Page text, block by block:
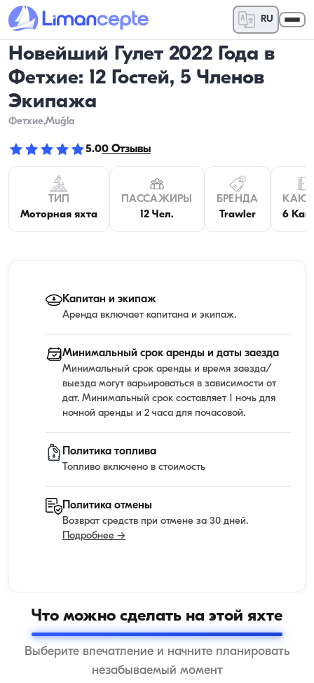
RU
Новейший Гулет 2022 Года в
Фетхие: 12 Гостей, 5 Членов
Экипажа
Фетхие,Muğla
5.00 Отзывы
ТИП
Моторная яхта
ПАССАЖИРЫ
12 Чел.
БРЕНДА
Trawler
6
Капитан и экипаж
Аренда включает капитана и экипаж.
Минимальный срок аренды и даты заезда
Минимальный срок аренды и время заезда/
выезда могут варьироваться в зависимости от
дат. Минимальный срок составляет 1 ночь для
ночной аренды и 2 часа для почасовой.
Политика топлива
Топливо включено в стоимость
Политика отмены
Возврат средств при отмене за 30 дней.
Подробнее →
Что можно сделать на этой яхте
Выберите впечатление и начните планировать
незабываемый момент